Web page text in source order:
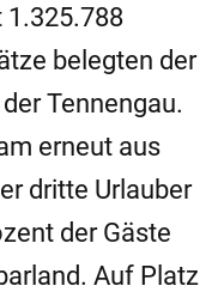
1.325.788
belegten der
Tennengau.
erneut aus
dritte Urlauber
der Gäste
Auf Platz